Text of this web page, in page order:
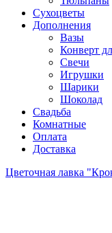
Сухоцветы
Дополнения
Вазы
Конверт
Свечи
Игрушки
Шарики
Шоколад
Свадьба
Комнатные
Оплата
Доставка
Цветочная лавка